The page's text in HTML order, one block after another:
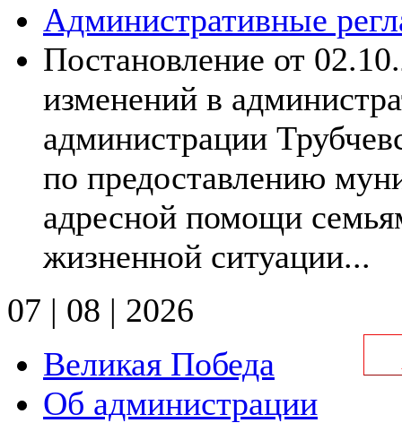
Административные
Постановление от
изменений в
администрации
по предоставлению
адресной помощи
жизненной ситуации...
07 | 08 | 2026
Великая Победа
Об администрации